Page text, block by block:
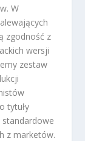
W
zgodność z
wersji
zestaw
tytuły
z marketów.